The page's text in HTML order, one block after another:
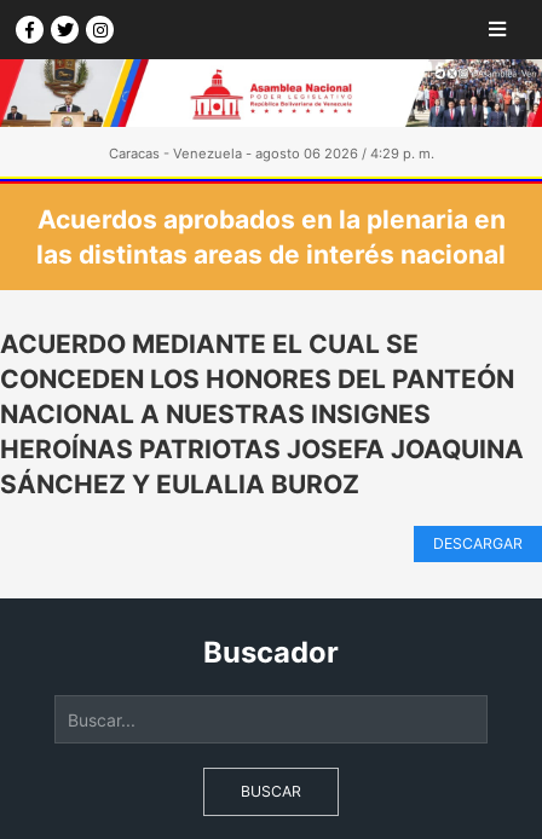
Caracas - Venezuela - agosto 06 2026 / 4:29 p. m.
Acuerdos aprobados en la plenaria en
las distintas areas de interés nacional
ACUERDO MEDIANTE EL CUAL SE
CONCEDEN LOS HONORES DEL PANTEÓN
NACIONAL A NUESTRAS INSIGNES
HEROÍNAS PATRIOTAS JOSEFA JOAQUINA
SÁNCHEZ Y EULALIA BUROZ
DESCARGAR
Buscador
BUSCAR